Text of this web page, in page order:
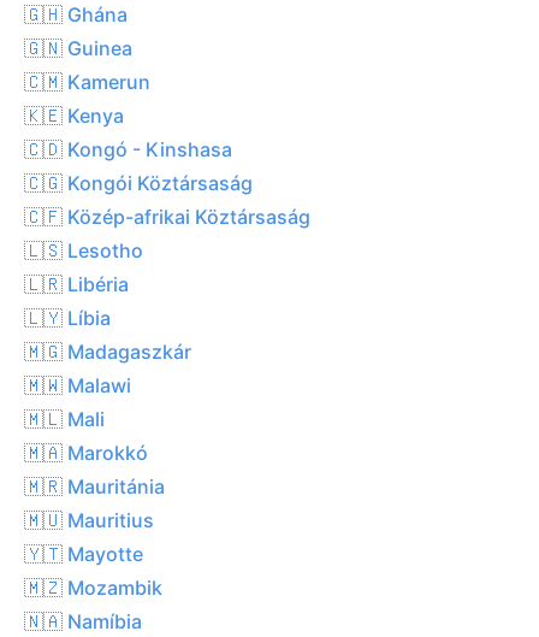
🇬🇭 Ghána
🇬🇳 Guinea
🇨🇲 Kamerun
🇰🇪 Kenya
🇨🇩 Kongó - Kinshasa
🇨🇬 Kongói Köztársaság
🇨🇫 Közép-afrikai Köztársaság
🇱🇸 Lesotho
🇱🇷 Libéria
🇱🇾 Líbia
🇲🇬 Madagaszkár
🇲🇼 Malawi
🇲🇱 Mali
🇲🇦 Marokkó
🇲🇷 Mauritánia
🇲🇺 Mauritius
🇾🇹 Mayotte
🇲🇿 Mozambik
🇳🇦 Namíbia